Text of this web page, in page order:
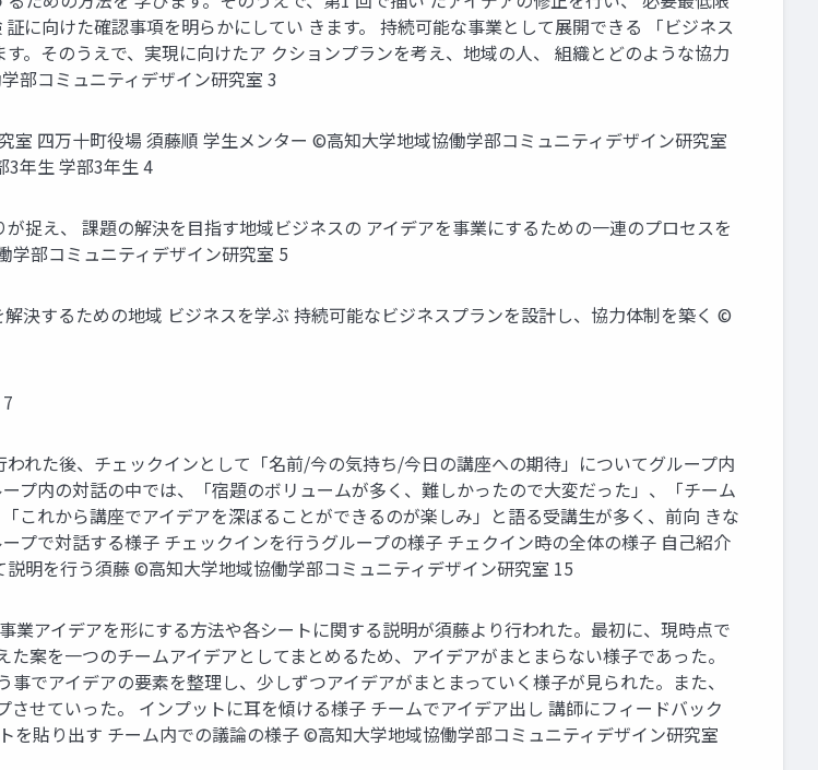
に向けた確認事項を明らかにしてい きます。 持続可能な事業として展開できる 「ビジネス
。そのうえで、実現に向けたア クションプランを考え、地域の人、 組織とどのような協力
部コミュニティデザイン研究室 3
室 四万十町役場 須藤順 学生メンター ©高知大学地域協働学部コミュニティデザイン研究室
3年生 学部3年生 4
捉え、 課題の解決を目指す地域ビジネスの アイデアを事業にするための一連のプロセスを
学部コミュニティデザイン研究室 5
決するための地域 ビジネスを学ぶ 持続可能なビジネスプランを設計し、協力体制を築く ©
れた後、チェックインとして「名前/今の気持ち/今日の講座への期待」についてグループ内
プ内の対話の中では、「宿題のボリュームが多く、難しかったので大変だった」、「チーム
これから講座でアイデアを深ぼることができるのが楽しみ」と語る受講生が多く、前向 きな
プで対話する様子 チェックインを行うグループの様子 チェクイン時の全体の様子 自己紹介
明を行う須藤 ©高知大学地域協働学部コミュニティデザイン研究室 15
アイデアを形にする方法や各シートに関する説明が須藤より行われた。最初に、現時点で
案を一つのチームアイデアとしてまとめるため、アイデアがまとまらない様子であった。
でアイデアの要素を整理し、少しずつアイデアがまとまっていく様子が見られた。また、
せていった。 インプットに耳を傾ける様子 チームでアイデア出し 講師にフィードバック
を貼り出す チーム内での議論の様子 ©高知大学地域協働学部コミュニティデザイン研究室